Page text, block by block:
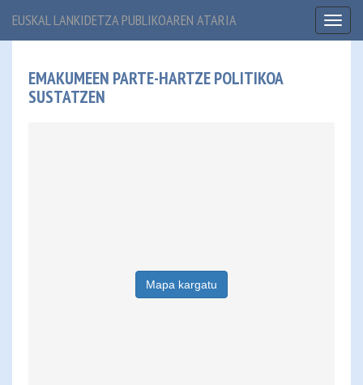
EUSKAL LANKIDETZA PUBLIKOAREN ATARIA
EMAKUMEEN PARTE-HARTZE POLITIKOA
SUSTATZEN
Mapa kargatu